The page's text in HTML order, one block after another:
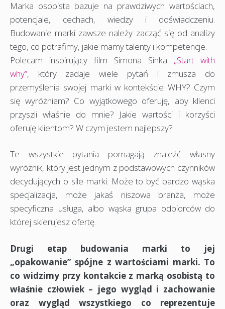
Marka osobista bazuje na prawdziwych wartościach,
potencjale, cechach, wiedzy i doświadczeniu.
Budowanie marki zawsze należy zacząć się od analizy
tego, co potrafimy, jakie mamy talenty i kompetencje.
Polecam inspirujący film Simona Sinka „Start with
why”, który zadaje wiele pytań i zmusza do
przemyślenia swojej marki w kontekście WHY? Czym
się wyróżniam? Co wyjątkowego oferuję, aby klienci
przyszli właśnie do mnie? Jakie wartości i korzyści
oferuję klientom? W czym jestem najlepszy?
Te wszystkie pytania pomagają znaleźć własny
wyróżnik, który jest jednym z podstawowych czynników
decydujących o sile marki. Może to być bardzo wąska
specjalizacja, może jakaś niszowa branża, może
specyficzna usługa, albo wąska grupa odbiorców do
której skierujesz ofertę.
Drugi etap budowania marki to jej
„opakowanie”spójne z wartościami marki. To
co widzimy przy kontakcie z marką osobistą to
właśnie człowiek – jego wygląd i zachowanie
oraz wygląd wszystkiego co reprezentuje